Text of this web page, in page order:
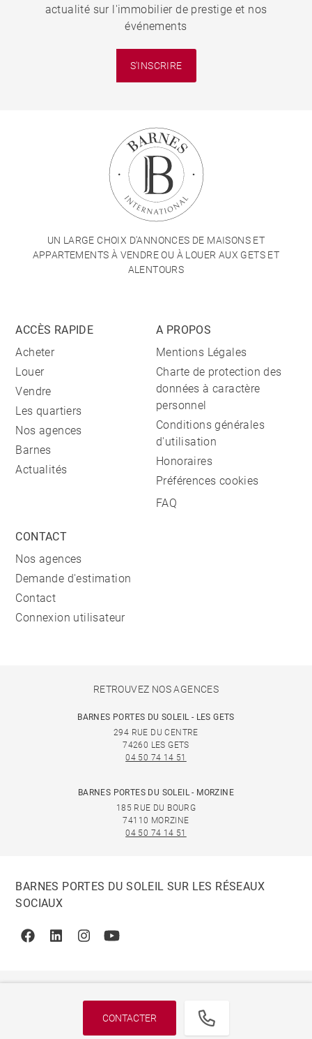
CONTACTER
actualité sur l'immobilier de prestige et nos
événements
S'INSCRIRE
UN LARGE CHOIX D'ANNONCES DE MAISONS ET
APPARTEMENTS À VENDRE OU À LOUER AUX GETS ET
ALENTOURS
ACCÈS RAPIDE
Acheter
Louer
Vendre
Les quartiers
Nos agences
Barnes
Actualités
A PROPOS
Mentions Légales
Charte de protection des
données à caractère
personnel
Conditions générales
d'utilisation
Honoraires
Préférences cookies
FAQ
CONTACT
Nos agences
Demande d'estimation
Contact
Connexion utilisateur
RETROUVEZ NOS AGENCES
BARNES PORTES DU SOLEIL - LES GETS
294 RUE DU CENTRE
74260 LES GETS
04 50 74 14 51
BARNES PORTES DU SOLEIL - MORZINE
185 RUE DU BOURG
74110 MORZINE
04 50 74 14 51
BARNES PORTES DU SOLEIL SUR LES RÉSEAUX
SOCIAUX
FacebookLinkedinInstagramYoutube
© 2026 BARNES, INTERNATIONAL REALTY - BARNES
INTERNATIONAL